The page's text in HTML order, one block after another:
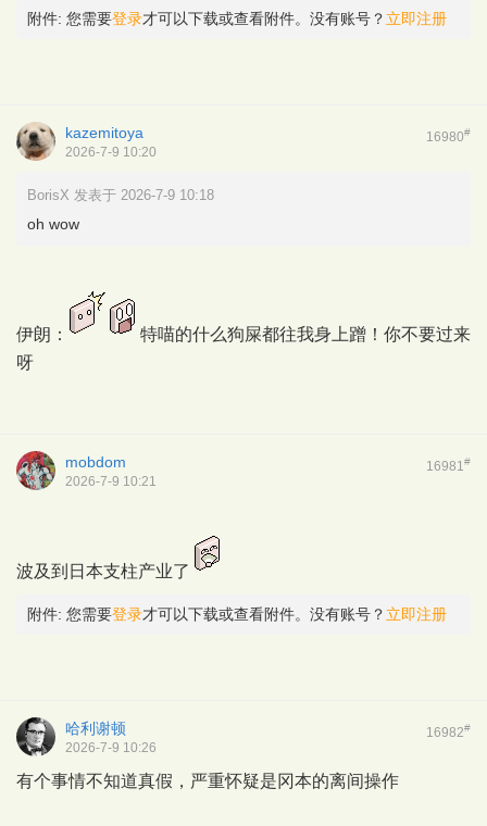
附件: 您需要登录才可以下载或查看附件。没有账号？ 立即注册
16980#
kazemitoya
2026-7-9 10:20
BorisX 发表于 2026-7-9 10:18
oh wow
伊朗：
特喵的什么狗屎都往我身上蹭！你不要过来
呀
16981 #
mobdom
2026-7-9 10:21
波及到日本支柱产业了
附件: 您需要登录才可以下载或查看附件。没有账号？ 立即注册
16982#
哈利谢顿
2026-7-9 10:26
有个事情不知道真假，严重怀疑是冈本的离间操作